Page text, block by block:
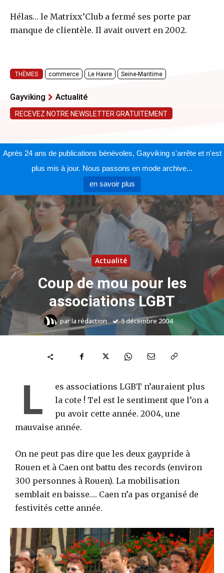
Hélas… le Matrixx’Club a fermé ses porte par
manque de clientèle. Il avait ouvert en 2002.
THÈMES commerce Le Havre Seine-Maritime
Gayviking Actualité
RECEVEZ NOTRE NEWSLETTER GRATUITEMENT